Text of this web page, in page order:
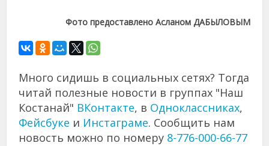
Фото предоставлено Асланом ДАБЫЛОВЫМ
Много сидишь в социальных сетях? Тогда
читай полезные новости в группах "Наш
Костанай" ВКонтакте, в Одноклассниках,
Фейсбуке и Инстаграме. Сообщить нам
новость можно по номеру 8-776-000-66-77